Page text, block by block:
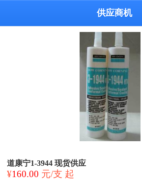
供应商机
道康宁1-3944 现货供应
¥160.00 元/支 起